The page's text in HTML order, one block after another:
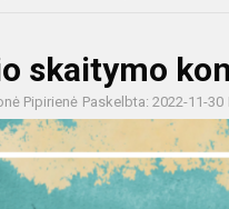
skaitymo
Pipirienė Paskelbta: 2022-11-30